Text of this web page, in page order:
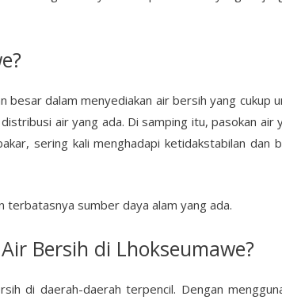
dalam menyediakan air bersih yang cukup
air yang ada. Di samping itu, pasokan air
sering kali menghadapi ketidakstabilan dan
terbatasnya sumber daya alam yang ada.
Bersih di Lhokseumawe?
di daerah-daerah terpencil. Dengan